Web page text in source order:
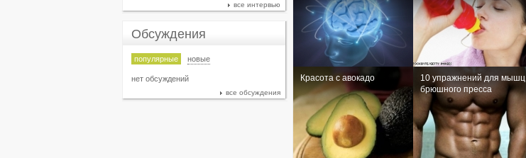
Красота с авокадо
10 упражнений для мышц
брюшного пресса
все интервью
Обсуждения
популярные новые
нет обсуждений
все обсуждения